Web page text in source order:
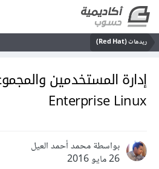
ريدهات (Red Hat)
Enterprise Linux
بواسطة محمد أحمد العيل
26 مايو 2016